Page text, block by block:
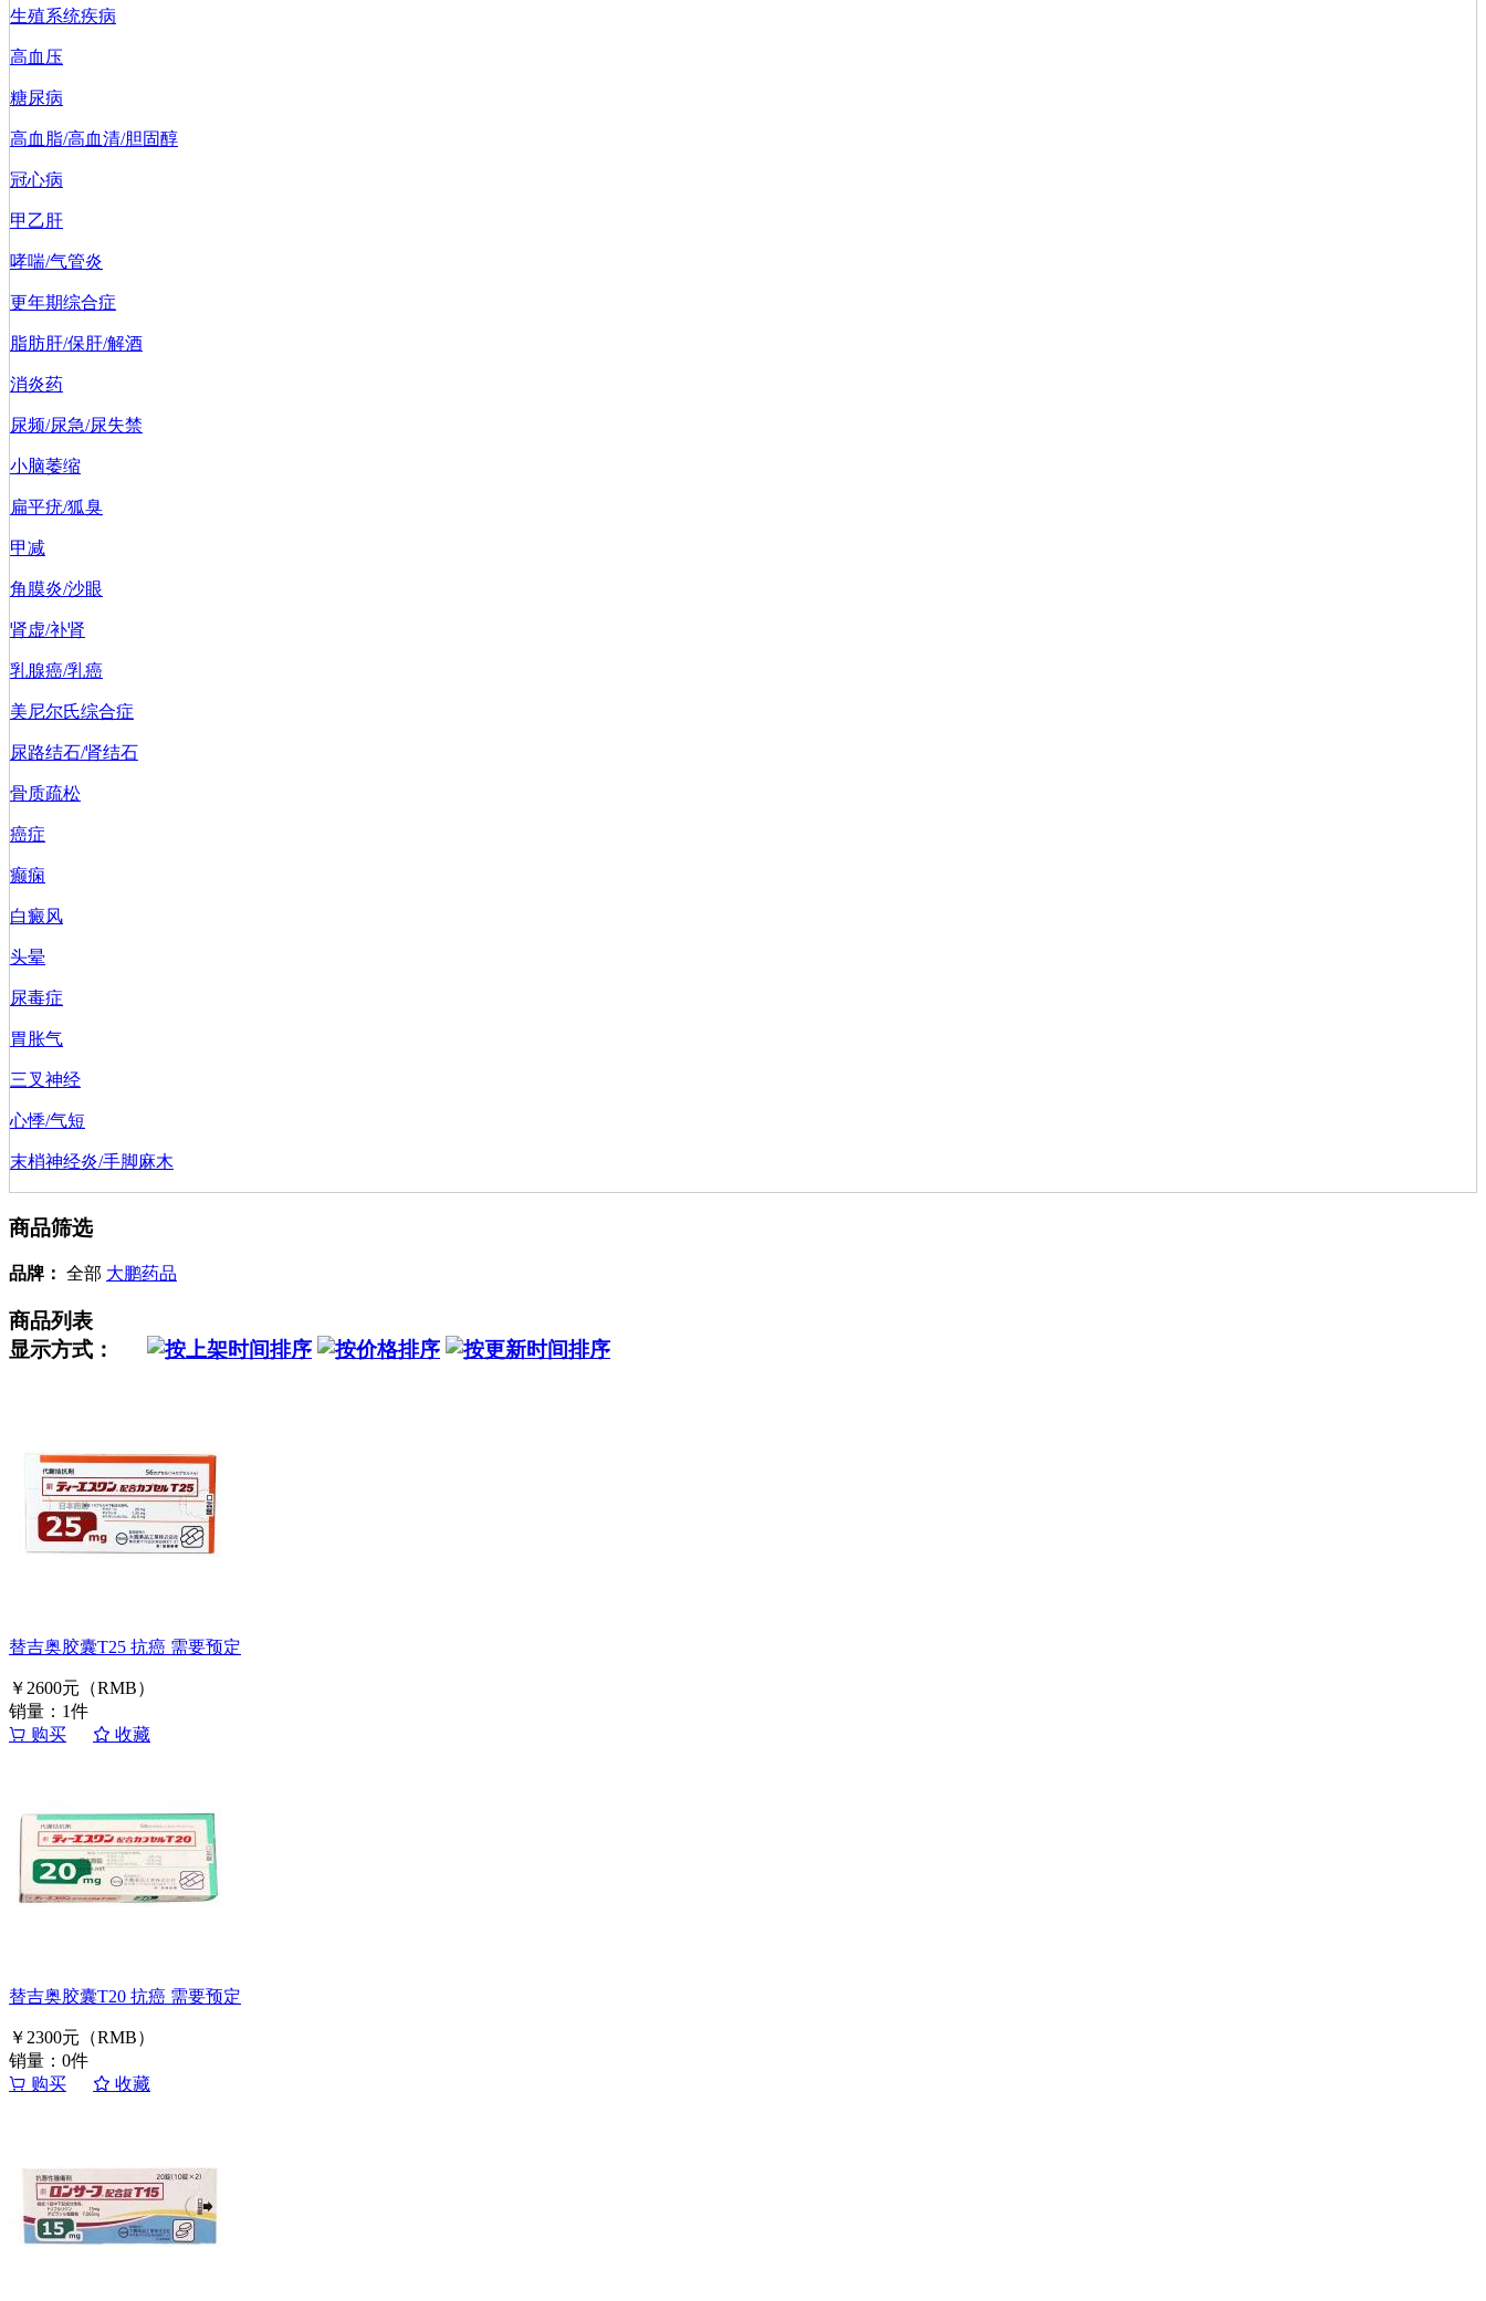
生殖系统疾病
高血压
糖尿病
高血脂/高血清/胆固醇
冠心病
甲乙肝
哮喘/气管炎
更年期综合症
脂肪肝/保肝/解酒
消炎药
尿频/尿急/尿失禁
小脑萎缩
扁平疣/狐臭
甲减
角膜炎/沙眼
肾虚/补肾
乳腺癌/乳癌
美尼尔氏综合症
尿路结石/肾结石
骨质疏松
癌症
癫痫
白癜风
头晕
尿毒症
胃胀气
三叉神经
心悸/气短
末梢神经炎/手脚麻木
商品筛选
品牌： 全部 大鹏药品
商品列表
显示方式：
替吉奥胶囊T25 抗癌 需要预定
￥2600元（RMB）
销量：1件
购买
收藏
替吉奥胶囊T20 抗癌 需要预定
￥2300元（RMB）
销量：0件
购买
收藏